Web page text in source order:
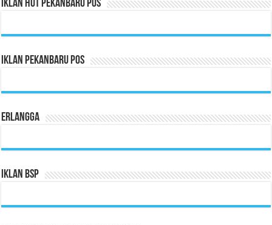
Iklan HUT Pekanbaru Pos
Iklan Pekanbaru Pos
Erlangga
Iklan BSP